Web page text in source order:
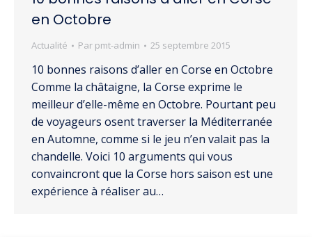
en Octobre
Actualité Par pmt-admin 25 septembre 2015
10 bonnes raisons d’aller en Corse en Octobre
Comme la châtaigne, la Corse exprime le
meilleur d’elle-même en Octobre. Pourtant peu
de voyageurs osent traverser la Méditerranée
en Automne, comme si le jeu n’en valait pas la
chandelle. Voici 10 arguments qui vous
convaincront que la Corse hors saison est une
expérience à réaliser au…